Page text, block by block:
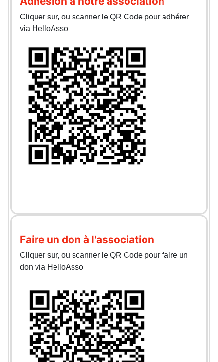
Cliquer sur, ou scanner le QR Code pour adhérer
via HelloAsso
Faire un don à l'association
Cliquer sur, ou scanner le QR Code pour faire un
don via HelloAsso